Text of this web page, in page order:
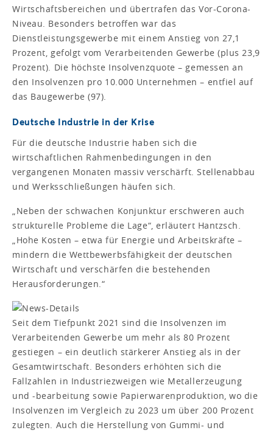
Wirtschaftsbereichen und übertrafen das Vor-Corona-
Niveau. Besonders betroffen war das
Dienstleistungsgewerbe mit einem Anstieg von 27,1
Prozent, gefolgt vom Verarbeitenden Gewerbe (plus 23,9
Prozent). Die höchste Insolvenzquote – gemessen an
den Insolvenzen pro 10.000 Unternehmen – entfiel auf
das Baugewerbe (97).
Deutsche Industrie in der Krise
Für die deutsche Industrie haben sich die
wirtschaftlichen Rahmenbedingungen in den
vergangenen Monaten massiv verschärft. Stellenabbau
und Werksschließungen häufen sich.
„Neben der schwachen Konjunktur erschweren auch
strukturelle Probleme die Lage“, erläutert Hantzsch.
„Hohe Kosten – etwa für Energie und Arbeitskräfte –
mindern die Wettbewerbsfähigkeit der deutschen
Wirtschaft und verschärfen die bestehenden
Herausforderungen.“
Seit dem Tiefpunkt 2021 sind die Insolvenzen im
Verarbeitenden Gewerbe um mehr als 80 Prozent
gestiegen – ein deutlich stärkerer Anstieg als in der
Gesamtwirtschaft. Besonders erhöhten sich die
Fallzahlen in Industriezweigen wie Metallerzeugung
und -bearbeitung sowie Papierwarenproduktion, wo die
Insolvenzen im Vergleich zu 2023 um über 200 Prozent
zulegten. Auch die Herstellung von Gummi- und